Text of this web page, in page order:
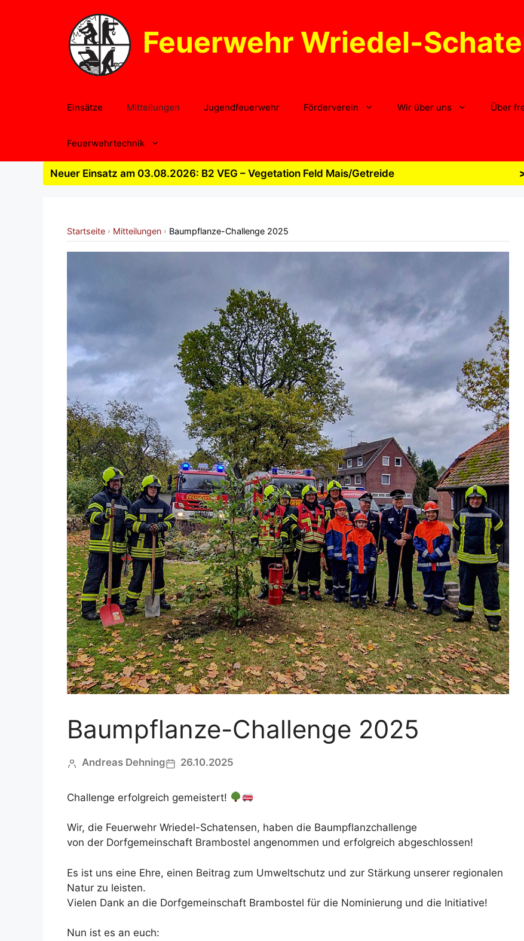
Feuerwehr Wriedel-
Einsätze Mitteilungen Jugendfeuerwehr Förderverein Wir über uns Über
Feuerwehrtechnik
Neuer Einsatz am 03.08.2026: B2 VEG – Vegetation Feld Mais/Getreide
Startseite › Mitteilungen › Baumpflanze-Challenge 2025
Baumpflanze-Challenge 2025
Andreas Dehning 26.10.2025
Challenge erfolgreich gemeistert!
Wir, die Feuerwehr Wriedel-Schatensen, haben die Baumpflanzchallenge
von der Dorfgemeinschaft Brambostel angenommen und erfolgreich abgeschlossen!
Es ist uns eine Ehre, einen Beitrag zum Umweltschutz und zur Stärkung unserer regionalen
Natur zu leisten.
Vielen Dank an die Dorfgemeinschaft Brambostel für die Nominierung und die Initiative!
Nun ist es an euch: